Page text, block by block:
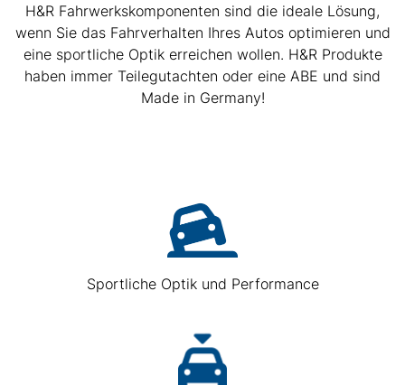
H&R Fahrwerkskomponenten sind die ideale Lösung,
wenn Sie das Fahrverhalten Ihres Autos optimieren und
eine sportliche Optik erreichen wollen. H&R Produkte
haben immer Teilegutachten oder eine ABE und sind
Made in Germany!
Sportliche Optik und Performance